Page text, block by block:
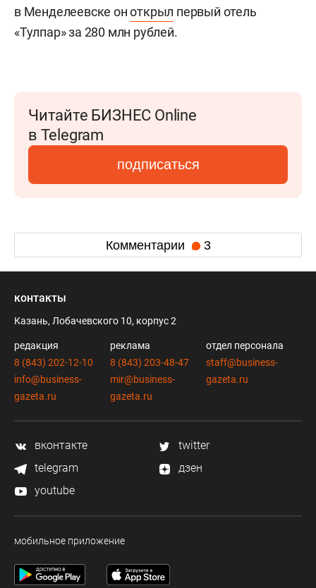
в Менделеевске оноткрыл первый отель
«Тулпар» за 280 млн рублей.
Читайте БИЗНЕС Online
в Telegram
подписаться
Комментарии 3
контакты
Казань, Лобачевского 10, корпус 2
редакция
8 (843) 202-12-10
info@business-
gazeta.ru
реклама
8 (843) 203-48-47
mir@business-
gazeta.ru
отдел персонала
staff@business-
gazeta.ru
вконтакте
twitter
telegram
дзен
youtube
мобильное приложение